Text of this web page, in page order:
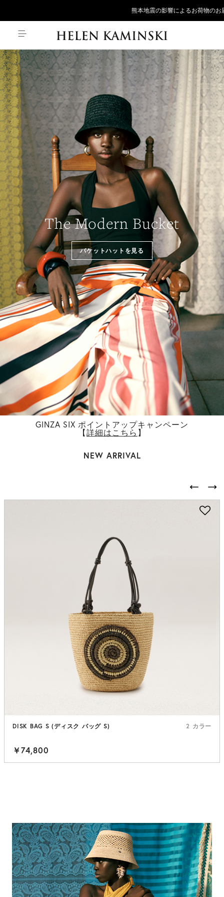
熊本地震の影響によるお荷物のお届け遅延につ
The Modern Bucket
バケットハットを見る
GINZA SIX ポイントアップキャンペーン
【詳細はこちら 】
NEW ARRIVAL
DISK BAG S (ディスク バッグ S) 2 カラー
￥74,800